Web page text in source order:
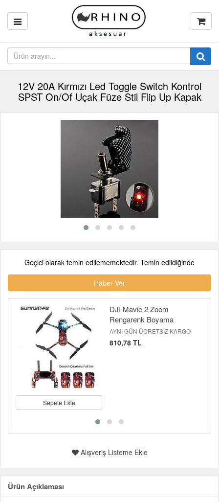
12V 20A Kırmızı Led Toggle Switch Kontrol
SPST On/Of Uçak Füze Stil Flip Up Kapak
Geçici olarak temin edilememektedir. Temin edildiğinde
Haber Ver
Sepete Ekle
DJI Mavic 2 Zoom
Rengarenk Boyama
AYNI GÜN ÜCRETSİZ KARGO
810,78 TL
Alışveriş Listeme Ekle
Ürün Açıklaması